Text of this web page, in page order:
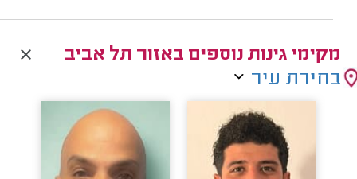
מקימי גינות נוספים באזור תל אביב
בחירת עיר